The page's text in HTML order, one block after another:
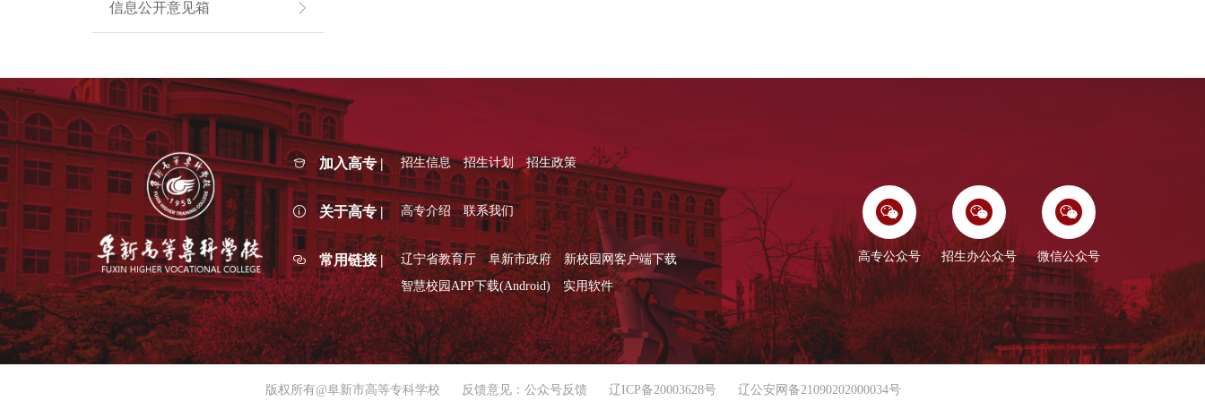
信息公开意见箱
加入高专 | 招生信息 招生计划 招生政策
关于高专 | 高专介绍 联系我们
常用链接 | 辽宁省教育厅 阜新市政府
新校园网客户端下载
智慧校园APP下载(Android)
实用软件
高专公众号 招生办公众号 微信公众号
版权所有@阜新市高等专科学校 反馈意见：公众号反馈 辽ICP备20003628号 辽公安网备21090202000034号